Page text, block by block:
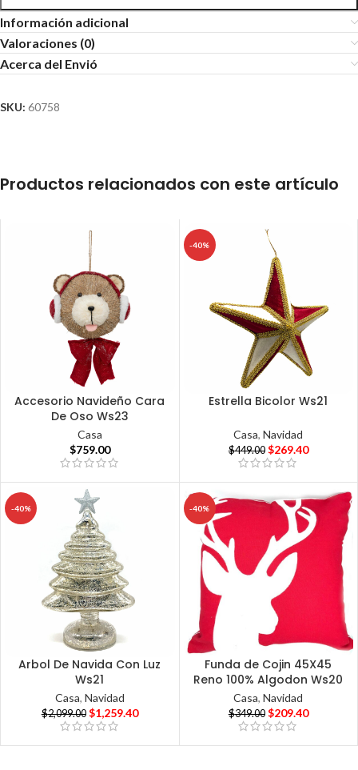
Información adicional
Valoraciones (0)
Acerca del Envió
SKU: 60758
Productos relacionados con este artículo
Accesorio Navideño Cara
De Oso Ws23
Casa
$759.00
-40%
Estrella Bicolor Ws21
Casa,Navidad
$449.00 $269.40
-40%
Arbol De Navida Con Luz
Ws21
Casa, Navidad
$2,099.00 $1,259.40
-40%
Funda de Cojin 45X45
Reno 100% Algodon Ws20
Casa,Navidad
$349.00 $209.40